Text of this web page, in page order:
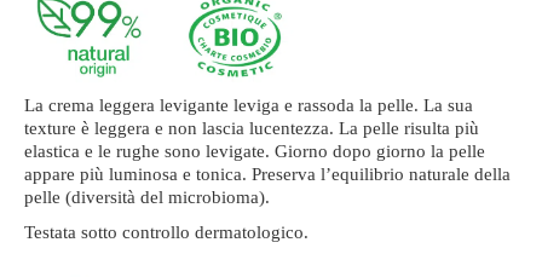
La crema leggera levigante leviga e rassoda la pelle. La sua
texture è leggera e non lascia lucentezza. La pelle risulta più
elastica e le rughe sono levigate. Giorno dopo giorno la pelle
appare più luminosa e tonica. Preserva l’equilibrio naturale della
pelle (diversità del microbioma).
Testata sotto controllo dermatologico.